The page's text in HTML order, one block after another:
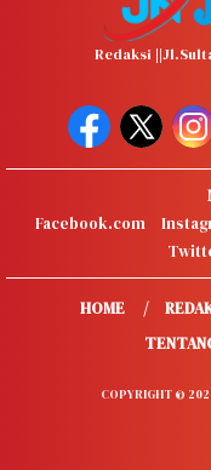
Redaksi
Facebook.com
HOME
COPYRIGHT ©